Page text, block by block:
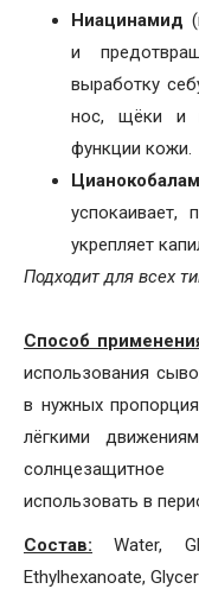
Ниацинамид
и
выработку
нос, щёки и
функции кожи.
успокаивает,
укрепляет
Подходит для всех
Способ
использования
в нужных
лёгкими
использовать в
Состав: Water,
Ethylhexanoate,